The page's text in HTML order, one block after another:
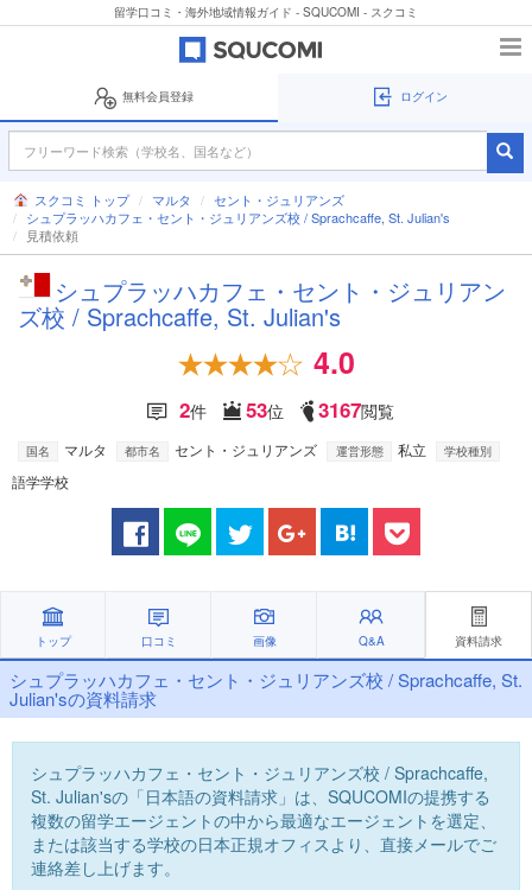
留学口コミ・海外地域情報ガイド - SQUCOMI - スクコミ
無料会員登録 ログイン
スクコミ トップ マルタ
セント・ジュリアンズ
シュプラッハカフェ・セント・ジュリアンズ校 / Sprachcaffe, St. Julian's
見積依頼
シュプラッハカフェ・セント・ジュリアン
ズ校 / Sprachcaffe, St. Julian's
4.0
2件 53位 3167閲覧
国名 マルタ 都市名 セント・ジュリアンズ 運営形態 私立 学校種別
語学学校
トップ 口コミ 画像 Q&A 資料請求
シュプラッハカフェ・セント・ジュリアンズ校 / Sprachcaffe, St.
Julian'sの資料請求
シュプラッハカフェ・セント・ジュリアンズ校 / Sprachcaffe,
St. Julian'sの「日本語の資料請求」は、SQUCOMIの提携する
複数の留学エージェントの中から最適なエージェントを選定、
または該当する学校の日本正規オフィスより、直接メールでご
連絡差し上げます。